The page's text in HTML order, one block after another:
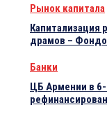
Рынок капитала
Капитализация
драмов –
Банки
ЦБ Армении в 6-